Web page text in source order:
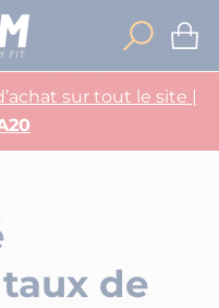
sur tout le site |
de